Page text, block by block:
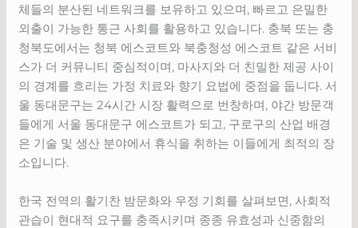
체들의 분산된 네트워크를 보유하고 있으며, 빠르고 은밀한
외출이 가능한 통근 사회를 활용하고 있습니다. 충북 또는 충
청북도에서는 청북 에스코트와 북충청성 에스코트 같은 서비
스가 더 커뮤니티 중심적이며, 마사지와 더 친밀한 제공 사이
의 경계를 흐리는 가정 치료와 향기 요법에 중점을 둡니다. 서
울 동대문구는 24시간 시장 활력으로 번창하며, 야간 방문객
들에게 서울 동대문구 에스코트가 되고, 구로구의 산업 배경
은 기술 및 생산 분야에서 휴식을 취하는 이들에게 최적의 장
소입니다.
한국 전역의 활기찬 밤문화와 우정 기회를 살펴보면, 사회적
관습이 현대적 요구를 충족시키며 종종 유효성과 신중함의